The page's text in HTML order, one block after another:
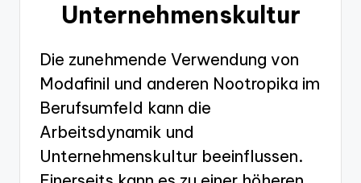
Unternehmenskultur
Die zunehmende Verwendung von
Modafinil und anderen Nootropika im
Berufsumfeld kann die
Arbeitsdynamik und
Unternehmenskultur beeinflussen.